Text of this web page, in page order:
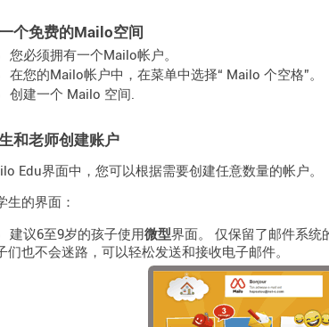
个免费的Mailo空间
您必须拥有一个Mailo帐户。
在您的Mailo帐户中，在菜单中选择“ Mailo 个空格”。
创建一个 Mailo 空间.
和老师创建账户
Edu界面中，您可以根据需要创建任意数量的帐户。
生的界面：
建议6至9岁的孩子使用微型界面。 仅保留了邮件系统
们也不会迷路，可以轻松发送和接收电子邮件。